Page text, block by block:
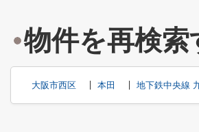
物件を再検索
大阪市西区 本田 地下鉄中央線